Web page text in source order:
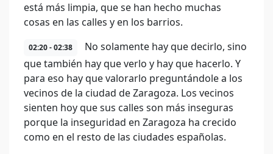
está más limpia, que se han hecho muchas
cosas en las calles y en los barrios.
02:20 - 02:38
No solamente hay que decirlo, sino
que también hay que verlo y hay que hacerlo. Y
para eso hay que valorarlo preguntándole a los
vecinos de la ciudad de Zaragoza. Los vecinos
sienten hoy que sus calles son más inseguras
porque la inseguridad en Zaragoza ha crecido
como en el resto de las ciudades españolas.